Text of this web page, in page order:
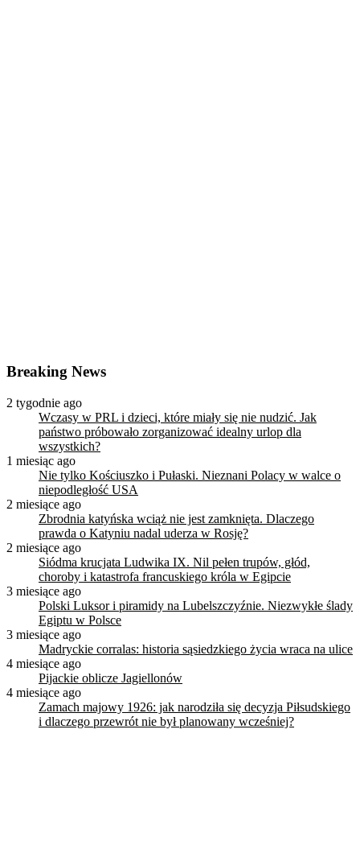
Breaking News
2 tygodnie ago
Wczasy w PRL i dzieci, które miały się nie nudzić. Jak
państwo próbowało zorganizować idealny urlop dla
wszystkich?
1 miesiąc ago
Nie tylko Kościuszko i Pułaski. Nieznani Polacy w walce o
niepodległość USA
2 miesiące ago
Zbrodnia katyńska wciąż nie jest zamknięta. Dlaczego
prawda o Katyniu nadal uderza w Rosję?
2 miesiące ago
Siódma krucjata Ludwika IX. Nil pełen trupów, głód,
choroby i katastrofa francuskiego króla w Egipcie
3 miesiące ago
Polski Luksor i piramidy na Lubelszczyźnie. Niezwykłe ślady
Egiptu w Polsce
3 miesiące ago
Madryckie corralas: historia sąsiedzkiego życia wraca na ulice
4 miesiące ago
Pijackie oblicze Jagiellonów
4 miesiące ago
Zamach majowy 1926: jak narodziła się decyzja Piłsudskiego
i dlaczego przewrót nie był planowany wcześniej?